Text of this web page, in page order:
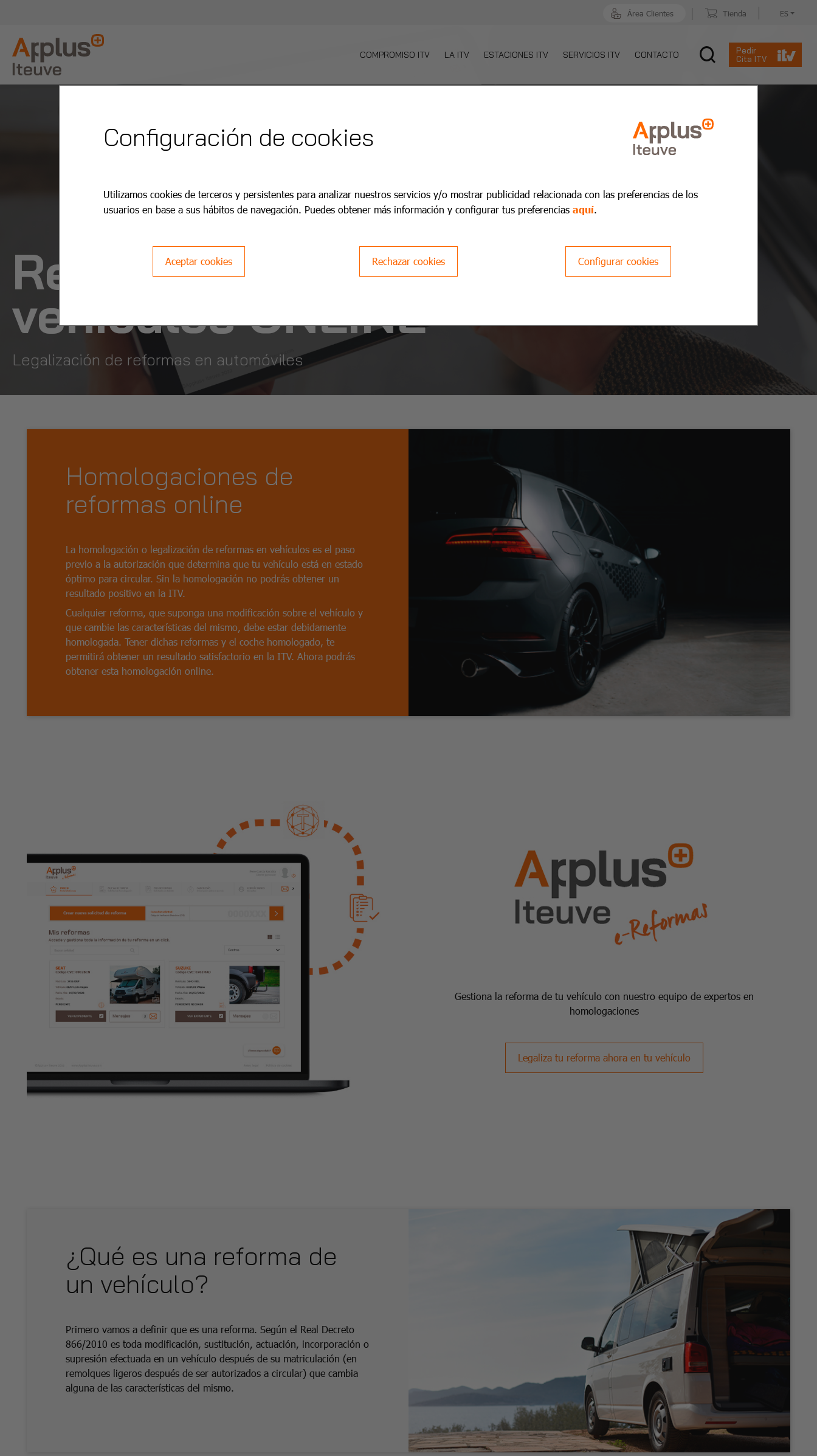
Área Clientes Tienda ES
COMPROMISO ITV LA ITV ESTACIONES ITV SERVICIOS ITV CONTACTO
Pedir
Cita ITV
Reformas en
vehículos ONLINE
Legalización de reformas en automóviles
Homologaciones de
reformas online
La homologación o legalización de reformas en vehículos es el paso
previo a la autorización que determina que tu vehículo está en estado
óptimo para circular. Sin la homologación no podrás obtener un
resultado positivo en la ITV.
Cualquier reforma, que suponga una modificación sobre el vehículo y
que cambie las características del mismo, debe estar debidamente
homologada. Tener dichas reformas y el coche homologado, te
permitirá obtener un resultado satisfactorio en la ITV. Ahora podrás
obtener esta homologación online.
Gestiona la reforma de tu vehículo con nuestro equipo de expertos en
homologaciones
Legaliza tu reforma ahora en tu vehículo
¿Qué es una reforma de
un vehículo?
Primero vamos a definir que es una reforma. Según el Real Decreto
866/2010 es toda modificación, sustitución, actuación, incorporación o
supresión efectuada en un vehículo después de su matriculación (en
remolques ligeros después de ser autorizados a circular) que cambia
alguna de las características del mismo.
Configuración de cookies
Utilizamos cookies de terceros y persistentes para analizar nuestros servicios y/o mostrar publicidad relacionada con las preferencias de los
usuarios en base a sus hábitos de navegación. Puedes obtener más información y configurar tus preferencias aquí.
Aceptar cookies Rechazar cookies Configurar cookies